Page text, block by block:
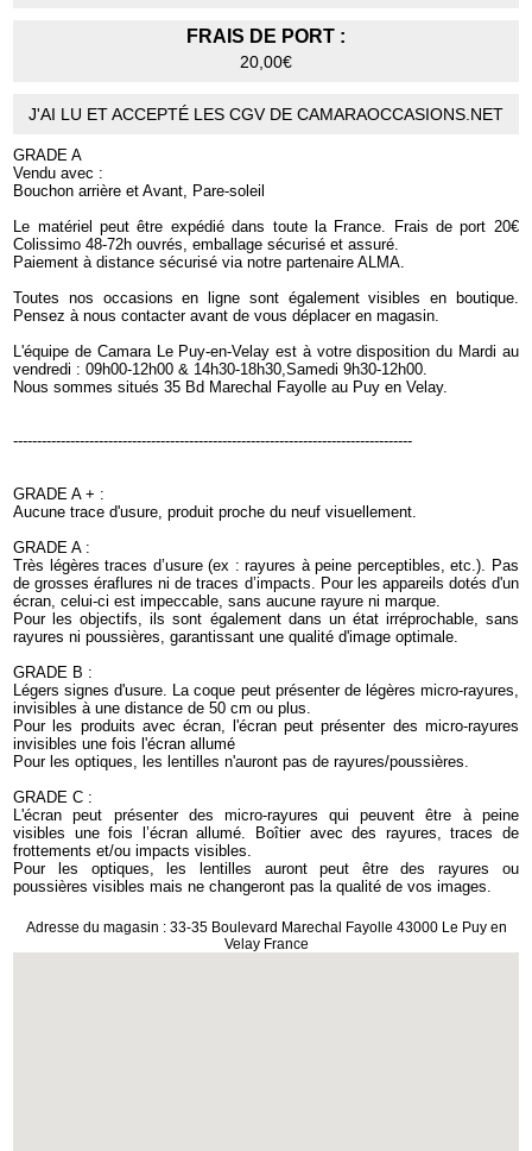
FRAIS DE PORT :
20,00€
J'AI LU ET ACCEPTÉ LES CGV DE CAMARAOCCASIONS.NET
GRADE A
Vendu avec :
Bouchon arrière et Avant, Pare-soleil
Le matériel peut être expédié dans toute la France. Frais de port 20€
Colissimo 48-72h ouvrés, emballage sécurisé et assuré.
Paiement à distance sécurisé via notre partenaire ALMA.
Toutes nos occasions en ligne sont également visibles en boutique.
Pensez à nous contacter avant de vous déplacer en magasin.
L'équipe de Camara Le Puy-en-Velay est à votre disposition du Mardi au
vendredi : 09h00-12h00 & 14h30-18h30,Samedi 9h30-12h00.
Nous sommes situés 35 Bd Marechal Fayolle au Puy en Velay.
------------------------------------------------------------------------------------
GRADE A + :
Aucune trace d'usure, produit proche du neuf visuellement.
GRADE A :
Très légères traces d’usure (ex : rayures à peine perceptibles, etc.). Pas
de grosses éraflures ni de traces d’impacts. Pour les appareils dotés d'un
écran, celui-ci est impeccable, sans aucune rayure ni marque.
Pour les objectifs, ils sont également dans un état irréprochable, sans
rayures ni poussières, garantissant une qualité d'image optimale.
GRADE B :
Légers signes d'usure. La coque peut présenter de légères micro-rayures,
invisibles à une distance de 50 cm ou plus.
Pour les produits avec écran, l'écran peut présenter des micro-rayures
invisibles une fois l'écran allumé
Pour les optiques, les lentilles n'auront pas de rayures/poussières.
GRADE C :
L'écran peut présenter des micro-rayures qui peuvent être à peine
visibles une fois l’écran allumé. Boîtier avec des rayures, traces de
frottements et/ou impacts visibles.
Pour les optiques, les lentilles auront peut être des rayures ou
poussières visibles mais ne changeront pas la qualité de vos images.
Adresse du magasin : 33-35 Boulevard Marechal Fayolle 43000 Le Puy en
Velay France